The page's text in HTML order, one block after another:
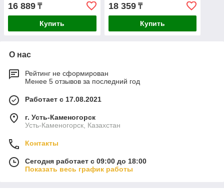
16 889 ₸
Купить
18 359₸
Купить
О нас
Рейтинг не сформирован
Менее 5 отзывов за последний год
Работает с 17.08.2021
г. Усть-Каменогорск
Усть-Каменогорск, Казахстан
Контакты
Сегодня работает с 09:00 до 18:00
Показать весь график работы